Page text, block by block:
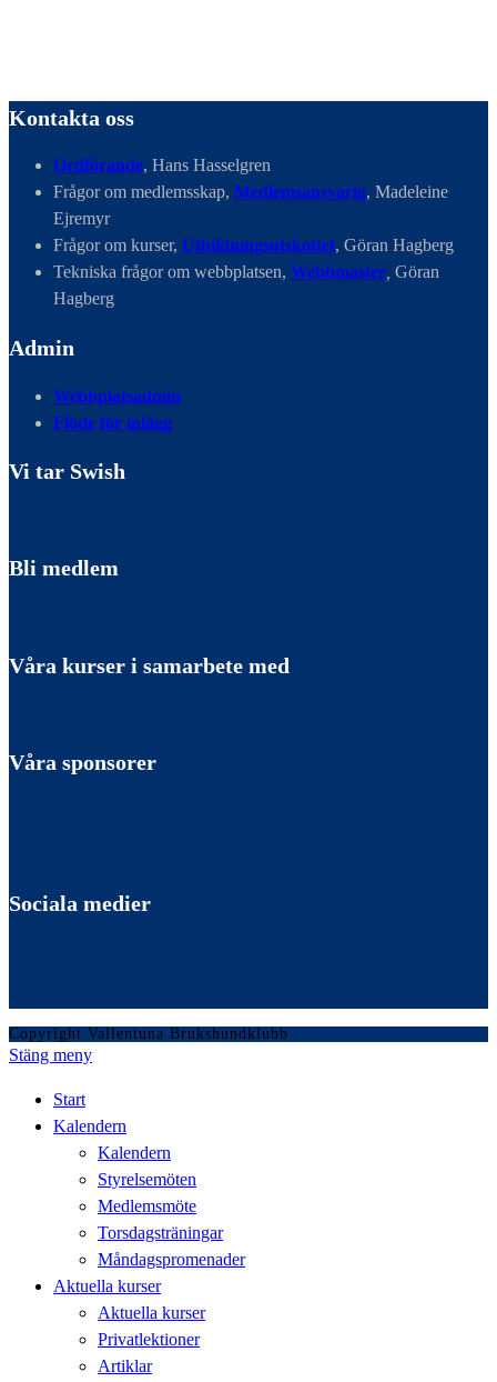
Kontakta oss
Ordförande, Hans Hasselgren
Frågor om medlemsskap, Medlemsansvarig, Madeleine
Ejremyr
Frågor om kurser, Utbildningsutskottet, Göran Hagberg
Tekniska frågor om webbplatsen, Webbmaster Göran
Hagberg
Admin
Webbplatsadmin
Flöde för inlägg
Vi tar Swish
Bli medlem
Våra kurser i samarbete med
Våra sponsorer
Sociala medier
Copyright Vallentuna Brukshundklubb
Stäng meny
Start
Kalendern
Kalendern
Styrelsemöten
Medlemsmöte
Torsdagsträningar
Måndagspromenader
Aktuella kurser
Aktuella kurser
Privatlektioner
Artiklar